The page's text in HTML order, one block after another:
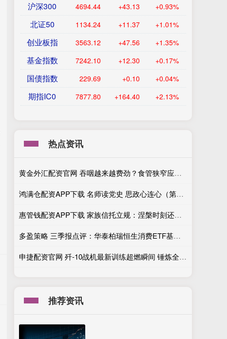
沪深300 4694.44 +43.13 +0.93%
北证50 1134.24 +11.37 +1.01%
创业板指 3563.12 +47.56 +1.35%
基金指数 7242.10 +12.30 +0.17%
国债指数 229.69 +0.10 +0.04%
期指IC0 7877.80 +164.40 +2.13%
热点资讯
黄金外汇配资官网 吞咽越来越费劲？食管狭窄应尽早排查
鸿满仓配资APP下载 名师读党史 思政心连心（第2期49）
惠管钱配资APP下载 家族信托立规：涅槃时刻还是洗牌开端？
多盈策略 三季报点评：华泰柏瑞恒生消费ETF基金季度涨幅5.40%
申捷配资官网 歼-10战机最新训练超燃瞬间 锤炼全天候作战本领
推荐资讯